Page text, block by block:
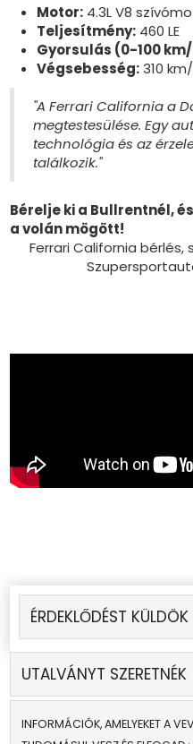
Motor: 4.3L V8
Teljesítmény: 460 LE
Gyorsulás (0-100
Végsebesség:310
"A Ferrari California a
megtestesülése. Egy
technológia és az
találkozik."
Bérelje ki a Bullrentnél,
a volán mögött!
Ferrari California
ÉRDEKLŐDÉST KÜLDÖK
UTALVÁNYT SZERETNÉK
INFORMÁCIÓK, AMELYEKET A